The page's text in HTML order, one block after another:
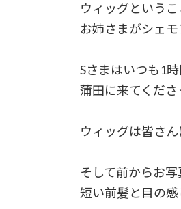
ウィッグという
お姉さまがシェモ
Sさまはいつも1
蒲田に来てくださ
ウィッグは皆さん
そして前からお
短い前髪と目の感